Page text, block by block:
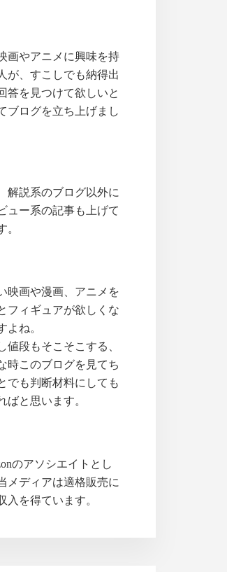
画やアニメに興味を持
が、すこしでも納得出
答を見つけて欲しいと
ブログを立ち上げまし
解説系のブログ以外に
ュー系の記事も上げて
。
映画や漫画、アニメを
フィギュアが欲しくな
よね。
値段もそこそこする、
時このブログを見てち
でも判断材料にしても
ばと思います。
のアソシエイトとし
メディアは適格販売に
入を得ています。